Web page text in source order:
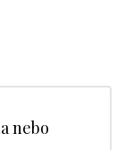
nebo